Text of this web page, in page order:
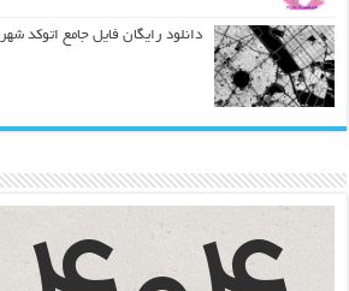
دانلود رایگان فایل جامع اتوکد